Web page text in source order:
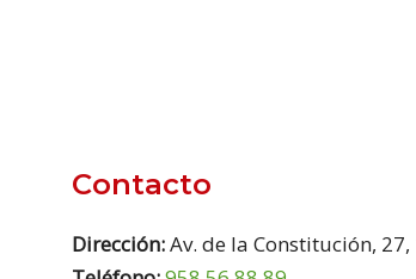
Contacto
Dirección:Av. de la Constitución,